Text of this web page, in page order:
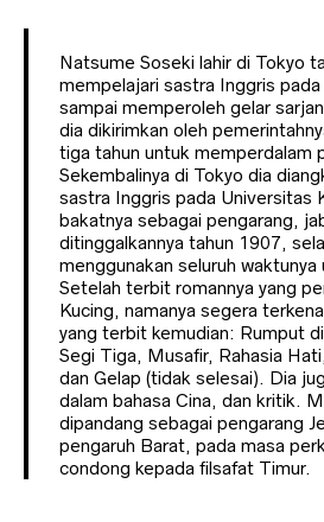
Natsume Soseki lahir di Tokyo
mempelajari sastra Inggris
sampai memperoleh gelar
dia dikirimkan oleh
tiga tahun untuk memperdalam
Sekembalinya di Tokyo dia
sastra Inggris pada Universitas
bakatnya sebagai pengarang,
ditinggalkannya tahun 1907,
menggunakan seluruh waktunya
Setelah terbit romannya yang
Kucing, namanya segera
yang terbit kemudian: Rumput
Segi Tiga, Musafir, Rahasia
dan Gelap (tidak selesai). Dia
dalam bahasa Cina, dan kritik.
dipandang sebagai pengarang
pengaruh Barat, pada masa
condong kepada filsafat Timur.